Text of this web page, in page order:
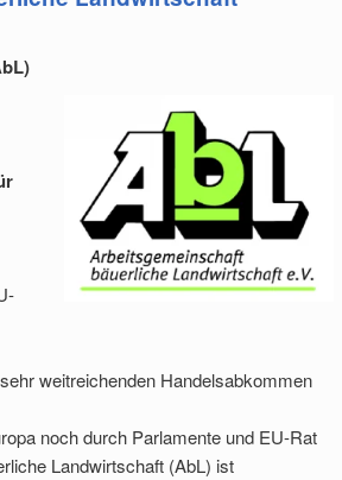
weitreichenden Handelsabkommen
noch durch Parlamente und EU-Rat
Landwirtschaft (AbL) ist